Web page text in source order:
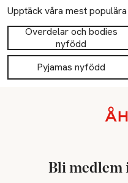
Upptäck våra mest
Överdelar och bodies
nyfödd
Pyjamas nyfödd
Bli medlem